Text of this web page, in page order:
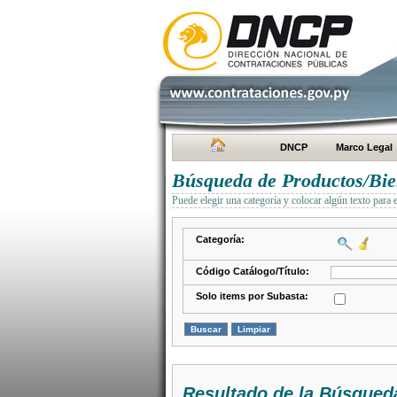
DNCP Marco Legal
Búsqueda de Productos/
Puede elegir una categoría y colocar algún texto
Categoría:
Código Catálogo/Título:
Solo items por Subasta: